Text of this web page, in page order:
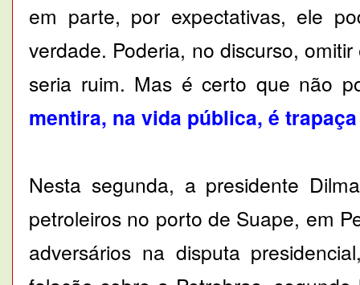
em parte, por expectativas, ele
verdade. Poderia, no discurso,
seria ruim. Mas é certo que não
mentira, na vida pública, é
Nesta segunda, a presidente
petroleiros no porto de Suape, em
adversários na disputa